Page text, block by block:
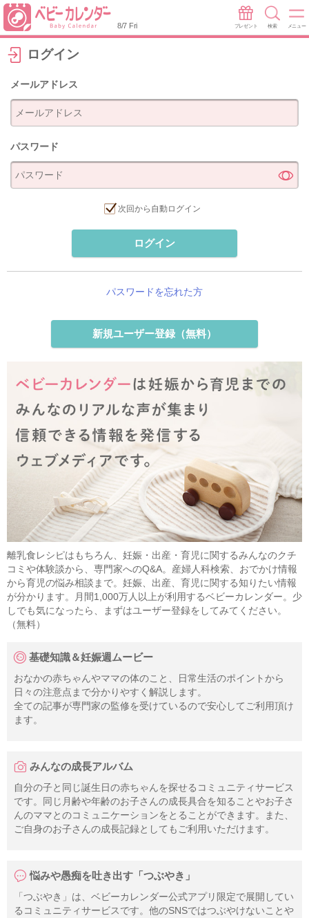
8/7 Fri プレゼント 検索 メニュー
ログイン
メールアドレス
パスワード
次回から自動ログイン
ログイン
パスワードを忘れた方
新規ユーザー登録（無料）
離乳食レシピはもちろん、妊娠・出産・育児に関するみんなのクチ
コミや体験談から、専門家へのQ&A。産婦人科検索、おでかけ情報
から育児の悩み相談まで。妊娠、出産、育児に関する知りたい情報
が分かります。月間1,000万人以上が利用するベビーカレンダー。少
しでも気になったら、まずはユーザー登録をしてみてください。
（無料）
基礎知識＆妊娠週ムービー
おなかの赤ちゃんやママの体のこと、日常生活のポイントから
日々の注意点まで分かりやすく解説します。
全ての記事が専門家の監修を受けているので安心してご利用頂け
ます。
みんなの成長アルバム
自分の子と同じ誕生日の赤ちゃんを探せるコミュニティサービス
です。同じ月齢や年齢のお子さんの成長具合を知ることやお子さ
んのママとのコミュニケーションをとることができます。また、
ご自身のお子さんの成長記録としてもご利用いただけます。
悩みや愚痴を吐き出す「つぶやき」
「つぶやき」は、ベビーカレンダー公式アプリ限定で展開してい
るコミュニティサービスです。他のSNSではつぶやけないことや